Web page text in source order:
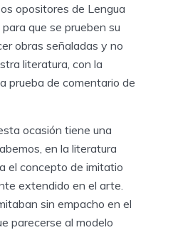
opositores de Lengua
que se prueben su
obras señaladas y no
literatura, con la
prueba de comentario de
ocasión tiene una
en la literatura
el concepto de imitatio
extendido en el arte.
sin empacho en el
parecerse al modelo